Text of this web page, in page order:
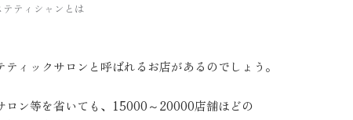
ティシャンとは
ィックサロンと呼ばれるお店があるのでしょう。
ロン等を省いても、15000～20000店舗ほどの